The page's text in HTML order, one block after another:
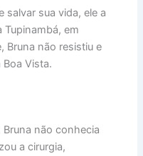
salvar sua vida, ele a
Tupinambá, em
Bruna não resistiu e
Vista.
não conhecia
a cirurgia,